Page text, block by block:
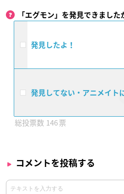
「エグモン」を発見できました
発見したよ！
発見してない・アニメイト
146
コメントを投稿する